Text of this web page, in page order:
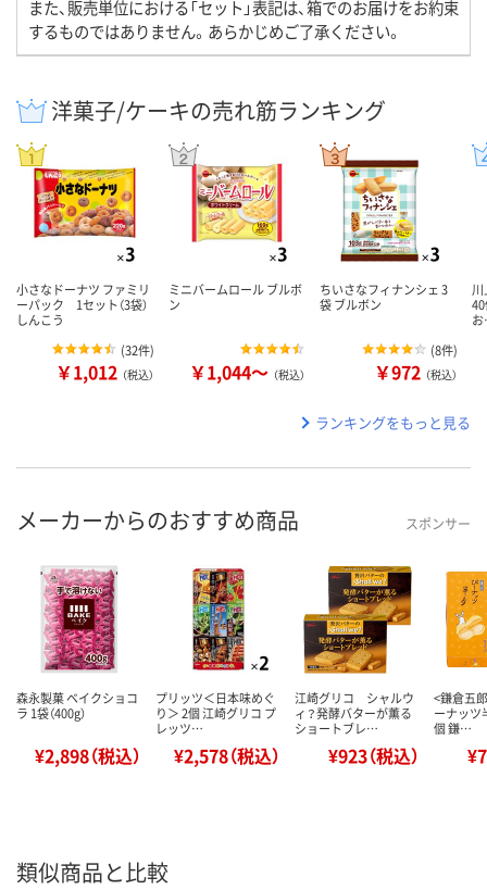
また、販売単位における「セット」表記は、箱でのお届けをお約束
するものではありません。あらかじめご了承ください。
洋菓子/ケーキの売れ筋ランキング
小さなドーナツ ファミリ
ーパック 1セット（3袋）
しんこう
(32件)
￥1,012 （税込）
ミニバームロール ブルボ
ン
￥1,044～ （税込）
ちいさなフィナンシェ 3
袋 ブルボン
(8件)
￥972 （税込）
ランキングをもっと見る
メーカーからのおすすめ商品 スポンサー
森永製菓 ベイクショコ
ラ 1袋（400g）
¥2,898（税込）
プリッツ＜日本味めぐ
り＞ 2個 江崎グリコ プ
レッツ…
¥2,578（税込）
江崎グリコ シャルウ
ィ？発酵バターが薫る
ショートブレ…
¥923（税込）
<鎌倉五
ーナッ
個 鎌…
類似商品と比較